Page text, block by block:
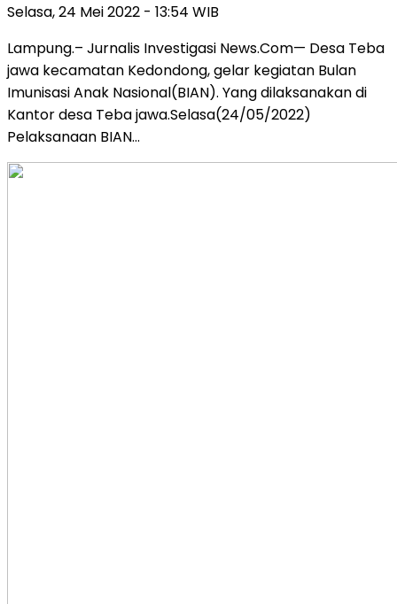
Selasa, 24 Mei 2022 - 13:54 WIB
Lampung.– Jurnalis Investigasi News.Com— Desa Teba
jawa kecamatan Kedondong, gelar kegiatan Bulan
Imunisasi Anak Nasional(BIAN). Yang dilaksanakan di
Kantor desa Teba jawa.Selasa(24/05/2022)
Pelaksanaan BIAN…